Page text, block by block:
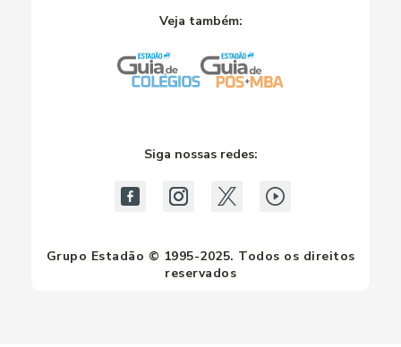
Veja também:
Grupo Estadão © 1995-2025. Todos os direitos
reservados
Siga nossas redes: